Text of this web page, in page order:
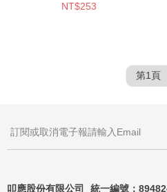
NT$253
叩應股份有限公司 統一編號：